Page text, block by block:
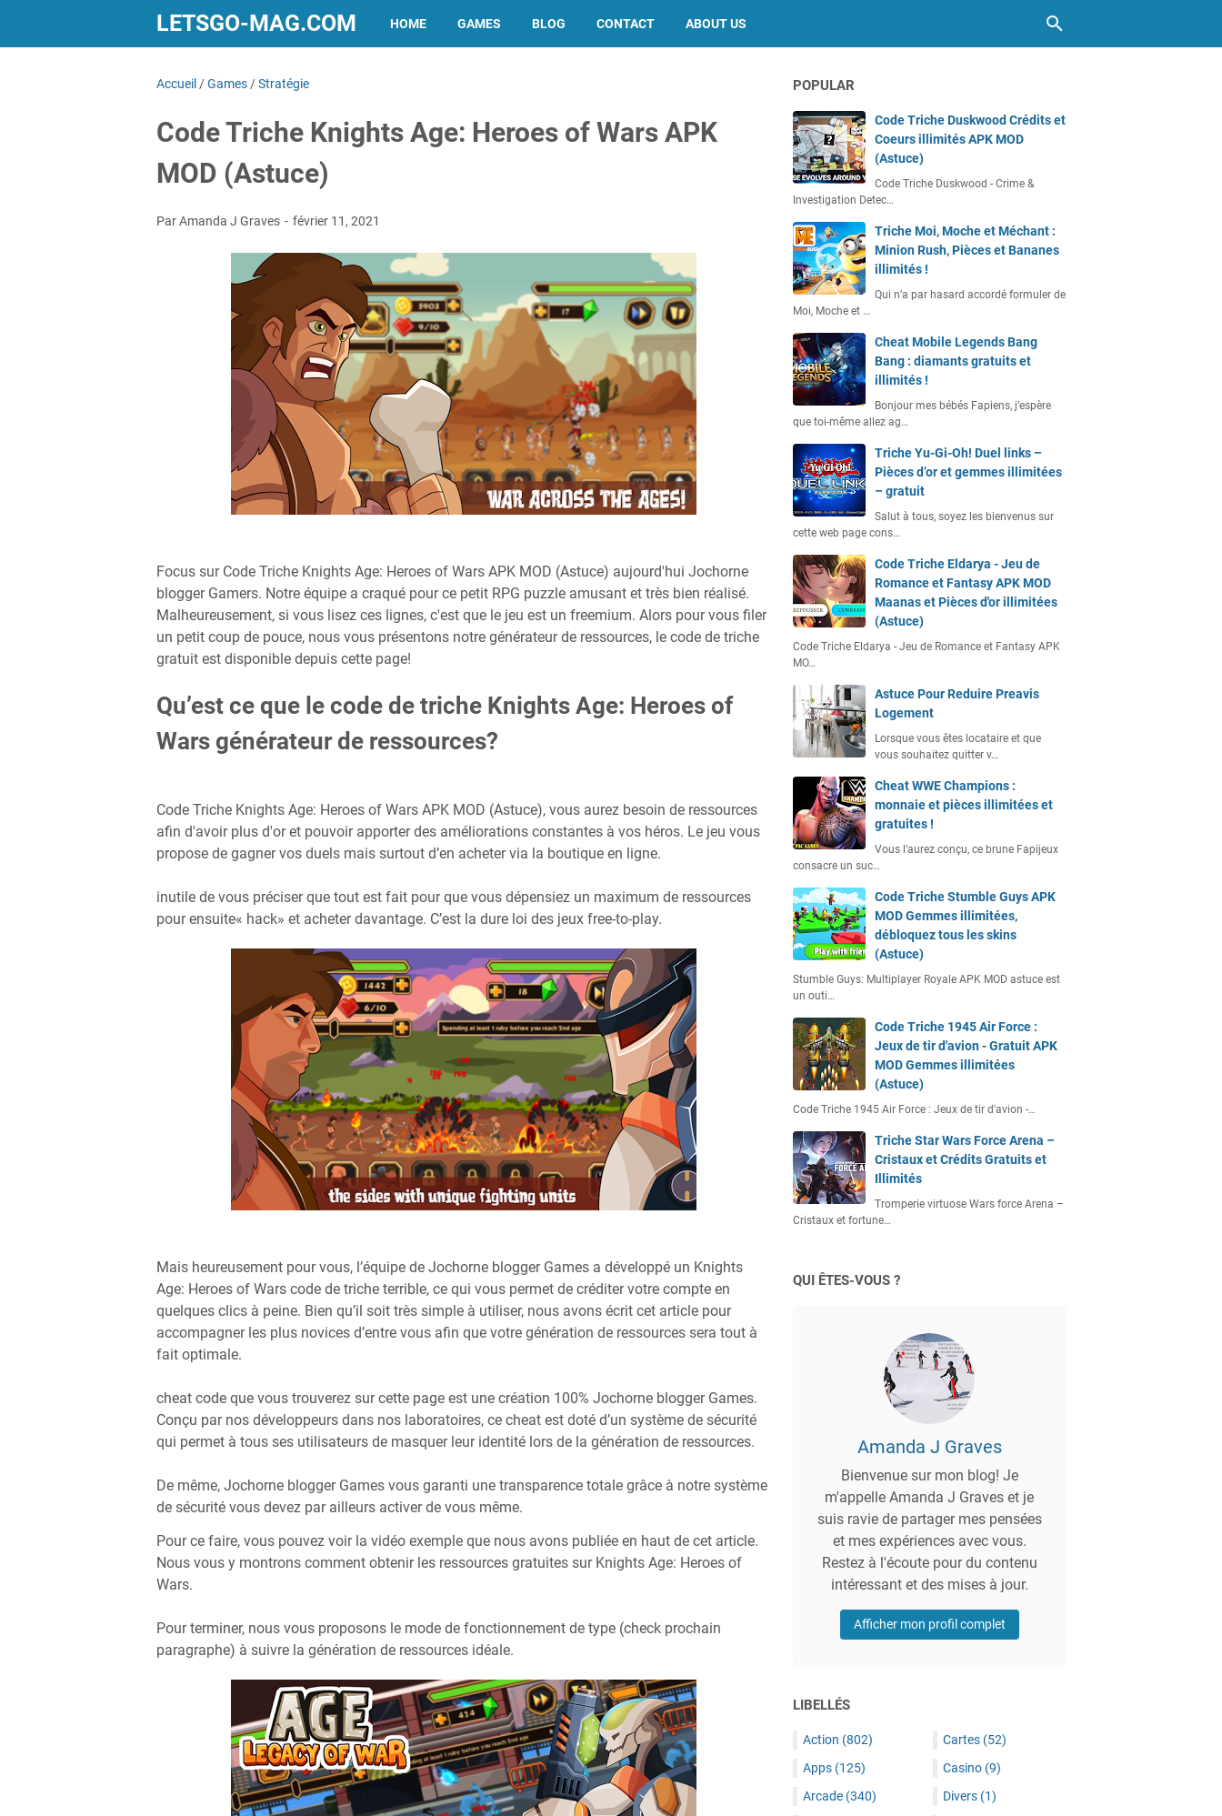
LETSGO-MAG.COM HOME GAMES BLOG CONTACT ABOUT US
Accueil /Games /Stratégie
Code Triche Knights Age: Heroes of Wars APK
MOD (Astuce)
Par Amanda J Graves février 11, 2021
Focus sur Code Triche Knights Age: Heroes of Wars APK MOD (Astuce) aujourd'hui Jochorne
blogger Gamers. Notre équipe a craqué pour ce petit RPG puzzle amusant et très bien réalisé.
Malheureusement, si vous lisez ces lignes, c'est que le jeu est un freemium. Alors pour vous filer
un petit coup de pouce, nous vous présentons notre générateur de ressources, le code de triche
gratuit est disponible depuis cette page!
Qu’est ce que le code de triche Knights Age: Heroes of
Wars générateur de ressources?
Code Triche Knights Age: Heroes of Wars APK MOD (Astuce), vous aurez besoin de ressources
afin d'avoir plus d'or et pouvoir apporter des améliorations constantes à vos héros. Le jeu vous
propose de gagner vos duels mais surtout d’en acheter via la boutique en ligne.
inutile de vous préciser que tout est fait pour que vous dépensiez un maximum de ressources
pour ensuite« hack» et acheter davantage. C’est la dure loi des jeux free-to-play.
Mais heureusement pour vous, l’équipe de Jochorne blogger Games a développé un Knights
Age: Heroes of Wars code de triche terrible, ce qui vous permet de créditer votre compte en
quelques clics à peine. Bien qu’il soit très simple à utiliser, nous avons écrit cet article pour
accompagner les plus novices d’entre vous afin que votre génération de ressources sera tout à
fait optimale.
cheat code que vous trouverez sur cette page est une création 100% Jochorne blogger Games.
Conçu par nos développeurs dans nos laboratoires, ce cheat est doté d’un système de sécurité
qui permet à tous ses utilisateurs de masquer leur identité lors de la génération de ressources.
De même, Jochorne blogger Games vous garanti une transparence totale grâce à notre système
de sécurité vous devez par ailleurs activer de vous même.
Pour ce faire, vous pouvez voir la vidéo exemple que nous avons publiée en haut de cet article.
Nous vous y montrons comment obtenir les ressources gratuites sur Knights Age: Heroes of
Wars.
Pour terminer, nous vous proposons le mode de fonctionnement de type (check prochain
paragraphe) à suivre la génération de ressources idéale.
POPULAR
Code Triche Duskwood Crédits et
Coeurs illimités APK MOD
(Astuce)
Code Triche Duskwood - Crime &
Investigation Detec…
Triche Moi, Moche et Méchant :
Minion Rush, Pièces et Bananes
illimités !
Qui n’a par hasard accordé formuler de
Moi, Moche et …
Cheat Mobile Legends Bang
Bang : diamants gratuits et
illimités !
Bonjour mes bébés Fapiens, j’espère
que toi-même allez ag…
Triche Yu-Gi-Oh! Duel links –
Pièces d’or et gemmes illimitées
– gratuit
Salut à tous, soyez les bienvenus sur
cette web page cons…
Code Triche Eldarya - Jeu de
Romance et Fantasy APK MOD
Maanas et Pièces d'or illimitées
(Astuce)
Code Triche Eldarya - Jeu de Romance et Fantasy APK
MO…
Astuce Pour Reduire Preavis
Logement
Lorsque vous êtes locataire et que
vous souhaitez quitter v…
Cheat WWE Champions :
monnaie et pièces illimitées et
gratuites !
Vous l’aurez conçu, ce brune Fapijeux
consacre un suc…
Code Triche Stumble Guys APK
MOD Gemmes illimitées,
débloquez tous les skins
(Astuce)
Stumble Guys: Multiplayer Royale APK MOD astuce est
un outi…
Code Triche 1945 Air Force :
Jeux de tir d'avion - Gratuit APK
MOD Gemmes illimitées
(Astuce)
Code Triche 1945 Air Force : Jeux de tir d'avion -…
Triche Star Wars Force Arena –
Cristaux et Crédits Gratuits et
Illimités
Tromperie virtuose Wars force Arena –
Cristaux et fortune…
QUI ÊTES-VOUS ?
Amanda J Graves
Bienvenue sur mon blog! Je
m'appelle Amanda J Graves et je
suis ravie de partager mes pensées
et mes expériences avec vous.
Restez à l'écoute pour du contenu
intéressant et des mises à jour.
Afficher mon profil complet
LIBELLÉS
Action (802)
Apps (125)
Arcade (340)
Cartes (52)
Casino (9)
Divers (1)